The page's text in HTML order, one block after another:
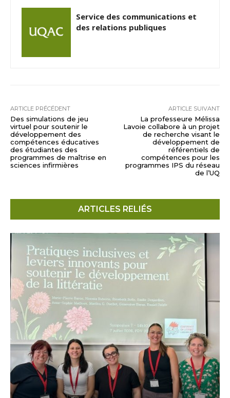
Service des communications et
des relations publiques
ARTICLE PRÉCÉDENT
Des simulations de jeu
virtuel pour soutenir le
développement des
compétences éducatives
des étudiantes des
programmes de maîtrise en
sciences infirmières
ARTICLE SUIVANT
La professeure Mélissa
Lavoie collabore à un projet
de recherche visant le
développement de
référentiels de
compétences pour les
programmes IPS du réseau
de l’UQ
ARTICLES RELIÉS